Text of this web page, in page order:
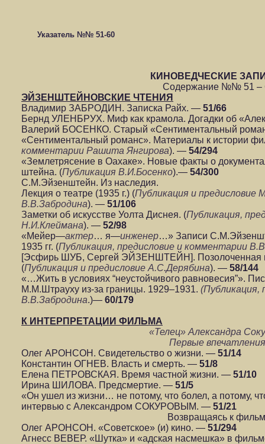
Указатель №№ 51-60
КИНОВЕДЧЕСКИЕ
Содержание №№ 51 –
ЭЙЗЕНШТЕЙНОВСКИЕ ЧТЕНИЯ
Владимир ЗАБРОДИН. Записка Райх. — 51/66
Бернд УЛЕНБРУХ. Миф как крамола. Догадки об
Валерий БОСЕНКО. Старый «Сентиментальный
«Сентиментальный романс». Материалы к истории
комментарии Рашита Янгирова). — 54/294
«Землетрясение в Оахаке». Новые факты о
штейна. (Публикация В.И.Босенко).— 54/300
С.М.Эйзенштейн. Из наследия.
Лекция о театре (1935 г.) (Публикация и предисловие
В.В.Забродина). — 51/106
Заметки об искусстве Уолта Диснея. (Публикация,
Н.И.Клеймана). — 52/98
«Мейер—актер… я—инженер…» Записи
1935 гг. (Публикация, предисловие и комментарии
[Эсфирь ШУБ, Сергей ЭЙЗЕНШТЕЙН]. Позолоченная
(Публикация и предисловие А.С.Дерябина). — 58/144
«…Жить в условиях “неустойчивого равновесия”».
М.М.Штрауху из-за границы. 1929–1931. (Публикация,
В.В.Забродина.)— 60/179
К ИНТЕРПРЕТАЦИИ ФИЛЬМА
«Телец» Александра
Первые впечатления
Олег АРОНСОН. Свидетельство о жизни. — 51/14
Константин ОГНЕВ. Власть и смерть. — 51/8
Елена ПЕТРОВСКАЯ. Время частной жизни. — 51/10
Ирина ШИЛОВА. Предсмертие. — 51/5
«Он ушел из жизни… не потому, что болел, а потому,
интервью с Александром СОКУРОВЫМ. — 51/21
Возвращаясь к
Олег АРОНСОН. «Советское» (и) кино. — 51/294
Агнесс ВЕВЕР. «Шутка» и «адская насмешка» в